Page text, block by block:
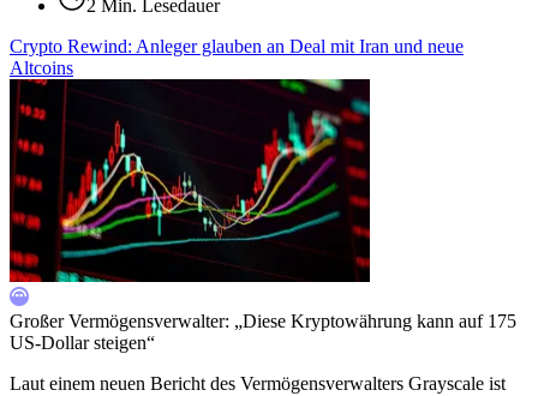
2 Min. Lesedauer
Crypto Rewind: Anleger glauben an Deal mit Iran und neue
Altcoins
Großer Vermögensverwalter: „Diese Kryptowährung kann auf 175
US-Dollar steigen“
Laut einem neuen Bericht des Vermögensverwalters Grayscale ist